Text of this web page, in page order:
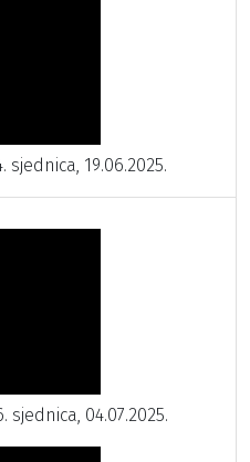
19.06.2025.
04.07.2025.